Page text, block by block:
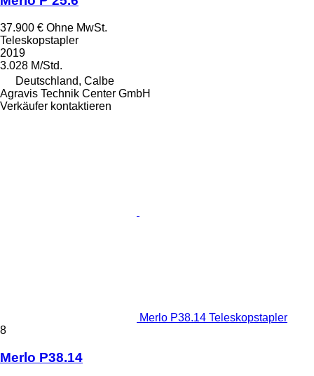
37.900 € Ohne MwSt.
Teleskopstapler
2019
3.028 M/Std.
Deutschland, Calbe
Agravis Technik Center GmbH
Verkäufer kontaktieren
Merlo P38.14 Teleskopstapler
8
Merlo P38.14